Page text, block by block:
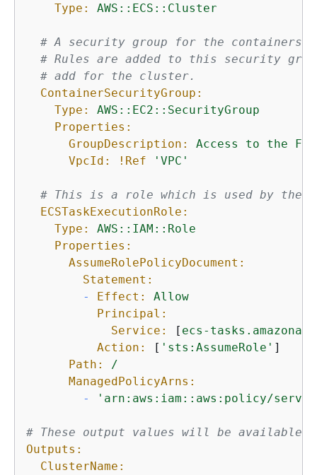
Type:
AWS::ECS::Cluster
# A security group for the containers
# Rules are added to this security
# add for the cluster.
ContainerSecurityGroup:
Type:
AWS::EC2::SecurityGroup
Properties:
GroupDescription:
Access to the
VpcId:
!Ref 'VPC'
# This is a role which is used by the
ECSTaskExecutionRole:
Type:
AWS::IAM::Role
Properties:
AssumeRolePolicyDocument:
Statement:
-
Effect:
Allow
Principal:
Service:
[ ecs-
Action:
[ 'sts:AssumeRole' ]
Path:
/
ManagedPolicyArns:
-
'arn:aws:iam::aws:policy/
# These output values will be available
Outputs:
ClusterName: